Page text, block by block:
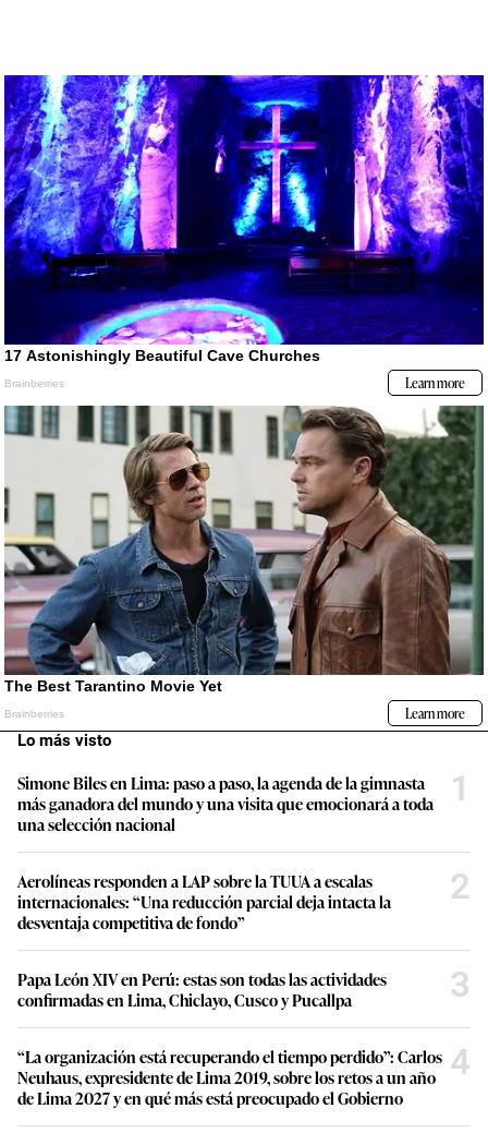
Lo más visto
Simone Biles en Lima: paso a paso, la agenda de la gimnasta
más ganadora del mundo y una visita que emocionará a toda
una selección nacional
1
Aerolíneas responden a LAP sobre la TUUA a escalas
internacionales: “Una reducción parcial deja intacta la
desventaja competitiva de fondo”
2
Papa León XIV en Perú: estas son todas las actividades
confirmadas en Lima, Chiclayo, Cusco y Pucallpa
3
“La organización está recuperando el tiempo perdido”: Carlos
Neuhaus, expresidente de Lima 2019, sobre los retos a un año
de Lima 2027 y en qué más está preocupado el Gobierno
4